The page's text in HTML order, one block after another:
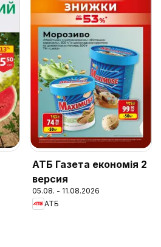
АТБ Газета економія 2
версия
05.08. - 11.08.2026
АТБ